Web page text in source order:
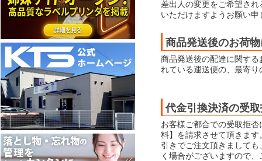
差出人の変更をご希望さ
いただけますようお願い申
商品発送後のお荷
商品発送後の配達に関す
れている運送便の、最寄
代金引換決済の受
お客様ご都合での受取拒
料】を請求させて頂きま
引きでご注文頂きまして
く場合がございますので